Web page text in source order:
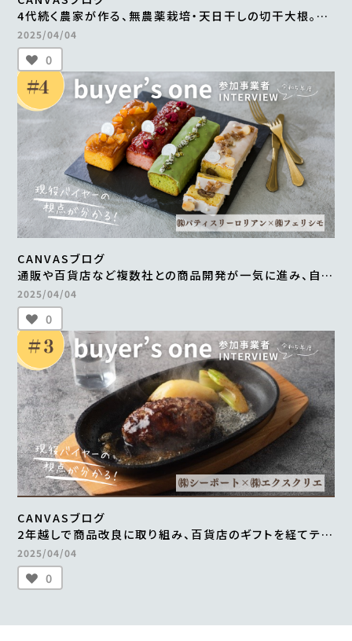
4代続く農家が作る、無農薬栽培・天日干しの切干大根。
自然食品店で月間500～600食を継続販売
＜from buyer’s one＞
2025/04/04
0
CANVASブログ
通販や百貨店など複数社との商品開発が一気に進み、自社
だけでは成し得なかった販路の拡大を実現 ＜from
buyer’s one＞
2025/04/04
0
CANVASブログ
2年越しで商品改良に取り組み、百貨店のギフトを経てテレ
ビ通販で1000万円の売上を実現 ＜from buyer’s one
＞
2025/04/04
0